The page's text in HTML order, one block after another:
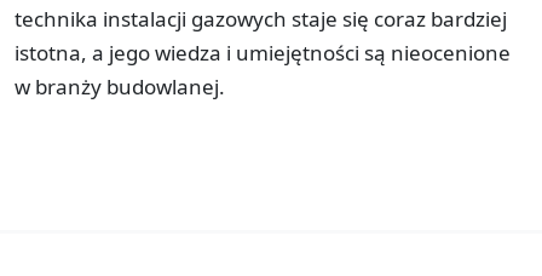
technika instalacji gazowych staje się coraz bardziej
istotna, a jego wiedza i umiejętności są nieocenione
w branży budowlanej.